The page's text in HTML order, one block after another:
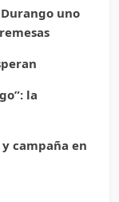
uno
la
campaña en